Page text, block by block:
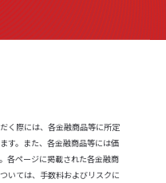
く際には、各金融商品等に所定
す。また、各金融商品等には価
各ページに掲載された各金融商
いては、手数料およびリスクに